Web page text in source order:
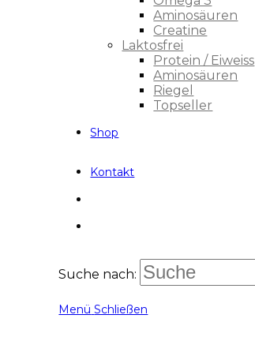
Aminosäuren
Creatine
Laktosfrei
Protein / Eiweiss
Aminosäuren
Riegel
Topseller
Shop
Kontakt
Suche nach:
Menü Schließen